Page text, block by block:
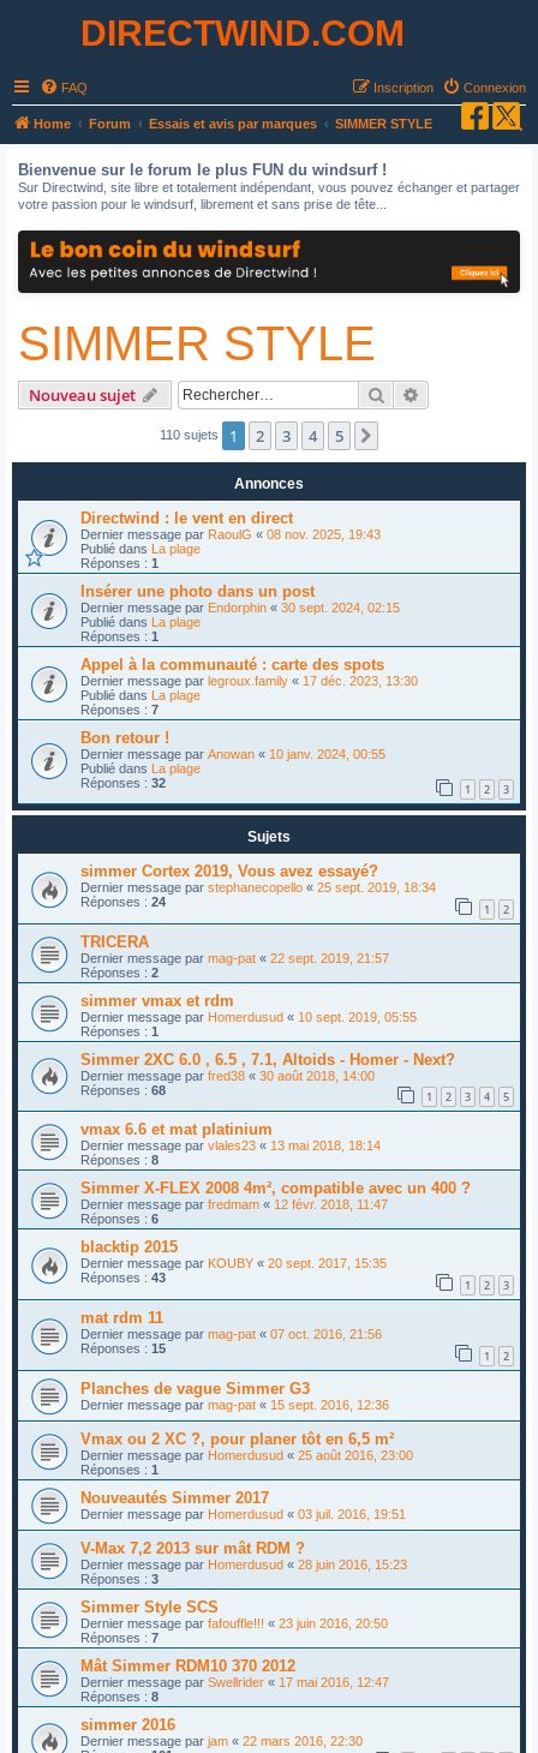
DIRECTWIND.COM
FAQ Connexion
Inscription
Home Forum Essais et avis par marques SIMMER STYLE
Bienvenue sur le forum le plus FUN du windsurf !
Sur Directwind, site libre et totalement indépendant, vous pouvez échanger et partager
votre passion pour le windsurf, librement et sans prise de tête...
SIMMER STYLE
Nouveau sujet Rechercher
110 sujets 1 2 3 4 5
Annonces
Directwind : le vent en direct
Dernier message par RaoulG « 08 nov. 2025, 19:43
Publié dans La plage
Réponses : 1
Insérer une photo dans un post
Dernier message par Endorphin « 30 sept. 2024, 02:15
Publié dans La plage
Réponses : 1
Appel à la communauté : carte des spots
Dernier message par legroux.family « 17 déc. 2023, 13:30
Publié dans La plage
Réponses : 7
Bon retour !
Dernier message par Anowan « 10 janv. 2024, 00:55
Publié dans La plage
Réponses : 32 1 2 3
Sujets
simmer Cortex 2019, Vous avez essayé?
Dernier message par stephanecopello « 25 sept. 2019, 18:34
Réponses : 24 1 2
TRICERA
Dernier message par mag-pat « 22 sept. 2019, 21:57
Réponses : 2
simmer vmax et rdm
Dernier message par Homerdusud « 10 sept. 2019, 05:55
Réponses : 1
Simmer 2XC 6.0 , 6.5 , 7.1, Altoids - Homer - Next?
Dernier message par fred38 « 30 août 2018, 14:00
Réponses : 68 1 2 3 4 5
vmax 6.6 et mat platinium
Dernier message par vlales23 « 13 mai 2018, 18:14
Réponses : 8
Simmer X-FLEX 2008 4m², compatible avec un 400 ?
Dernier message par fredmam « 12 févr. 2018, 11:47
Réponses : 6
blacktip 2015
Dernier message par KOUBY « 20 sept. 2017, 15:35
Réponses : 43 1 2 3
mat rdm 11
Dernier message par mag-pat « 07 oct. 2016, 21:56
Réponses : 15 1 2
Planches de vague Simmer G3
Dernier message par mag-pat « 15 sept. 2016, 12:36
Vmax ou 2 XC ?, pour planer tôt en 6,5 m²
Dernier message par Homerdusud « 25 août 2016, 23:00
Réponses : 1
Nouveautés Simmer 2017
Dernier message par Homerdusud « 03 juil. 2016, 19:51
V-Max 7,2 2013 sur mât RDM ?
Dernier message par Homerdusud « 28 juin 2016, 15:23
Réponses : 3
Simmer Style SCS
Dernier message par fafouffle!!! « 23 juin 2016, 20:50
Réponses : 7
Mât Simmer RDM10 370 2012
Dernier message par Swellrider « 17 mai 2016, 12:47
Réponses : 8
simmer 2016
Dernier message par jam « 22 mars 2016, 22:30